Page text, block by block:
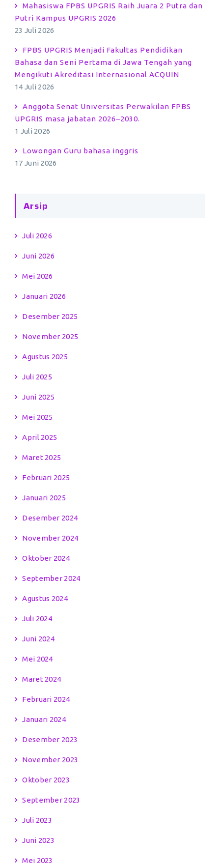
Mahasiswa FPBS UPGRIS Raih Juara 2 Putra dan
Putri Kampus UPGRIS 2026
23 Juli 2026
FPBS UPGRIS Menjadi Fakultas Pendidikan
Bahasa dan Seni Pertama di Jawa Tengah yang
Mengikuti Akreditasi Internasional ACQUIN
14 Juli 2026
Anggota Senat Universitas Perwakilan FPBS
UPGRIS masa jabatan 2026–2030.
1 Juli 2026
Lowongan Guru bahasa inggris
17 Juni 2026
Arsip
Juli 2026
Juni 2026
Mei 2026
Januari 2026
Desember 2025
November 2025
Agustus 2025
Juli 2025
Juni 2025
Mei 2025
April 2025
Maret 2025
Februari 2025
Januari 2025
Desember 2024
November 2024
Oktober 2024
September 2024
Agustus 2024
Juli 2024
Juni 2024
Mei 2024
Maret 2024
Februari 2024
Januari 2024
Desember 2023
November 2023
Oktober 2023
September 2023
Juli 2023
Juni 2023
Mei 2023